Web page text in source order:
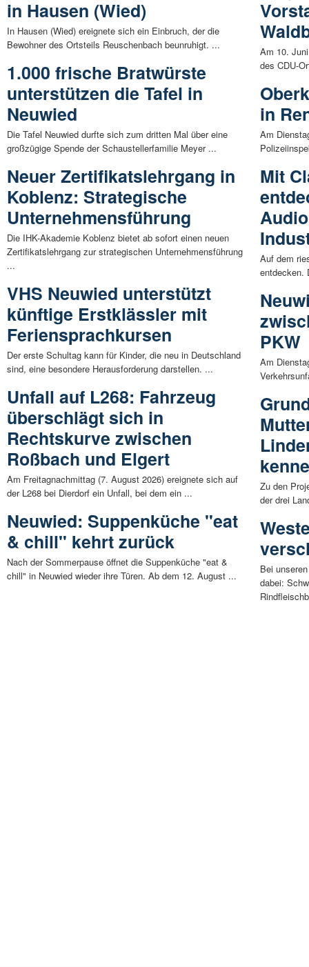
in Hausen (Wied)
In Hausen (Wied) ereignete sich ein Einbruch, der die
Bewohner des Ortsteils Reuschenbach beunruhigt. ...
1.000 frische Bratwürste
unterstützen die Tafel in
Neuwied
Die Tafel Neuwied durfte sich zum dritten Mal über eine
großzügige Spende der Schaustellerfamilie Meyer ...
Neuer Zertifikatslehrgang in
Koblenz: Strategische
Unternehmensführung
Die IHK-Akademie Koblenz bietet ab sofort einen neuen
Zertifikatslehrgang zur strategischen Unternehmensführung
...
VHS Neuwied unterstützt
künftige Erstklässler mit
Feriensprachkursen
Der erste Schultag kann für Kinder, die neu in Deutschland
sind, eine besondere Herausforderung darstellen. ...
Unfall auf L268: Fahrzeug
überschlägt sich in
Rechtskurve zwischen
Roßbach und Elgert
Am Freitagnachmittag (7. August 2026) ereignete sich auf
der L268 bei Dierdorf ein Unfall, bei dem ein ...
Neuwied: Suppenküche "eat
& chill" kehrt zurück
Nach der Sommerpause öffnet die Suppenküche "eat &
chill" in Neuwied wieder ihre Türen. Ab dem 12. August ...
Am 10.
des CDU-
in
Am
Mit
Auf dem
entdecken.
PKW
Am
Zu den
der drei
Bei
dabei: